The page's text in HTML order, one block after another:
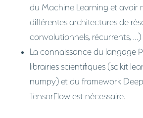
du Machine Learning et avoir
différentes architectures de
convolutionnels, récurrents, …)
La connaissance du langage
librairies scientifiques (scikit
numpy) et du framework
TensorFlow est nécessaire.